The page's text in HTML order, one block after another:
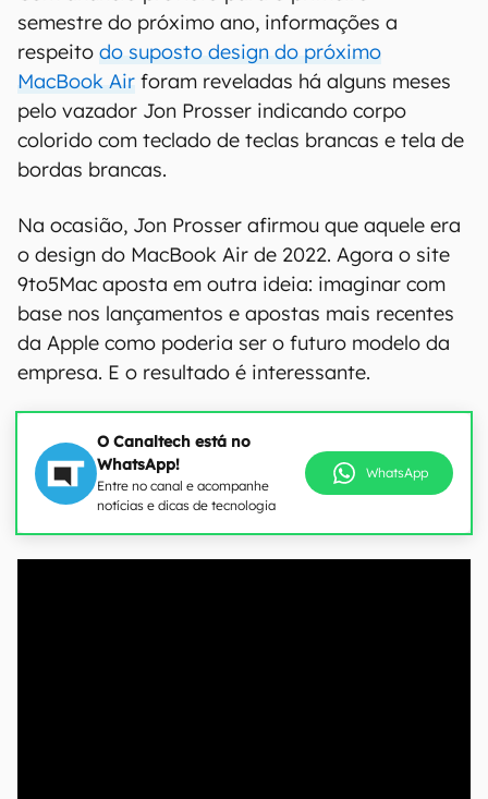
semestre do próximo ano, informações a
respeito do suposto design do próximo
MacBook Air foram reveladas há alguns meses
pelo vazador Jon Prosser indicando corpo
colorido com teclado de teclas brancas e tela de
bordas brancas.
Na ocasião, Jon Prosser afirmou que aquele era
o design do MacBook Air de 2022. Agora o site
9to5Mac aposta em outra ideia: imaginar com
base nos lançamentos e apostas mais recentes
da Apple como poderia ser o futuro modelo da
empresa. E o resultado é interessante.
O Canaltech está no
WhatsApp!
Entre no canal e acompanhe
notícias e dicas de tecnologia
WhatsApp